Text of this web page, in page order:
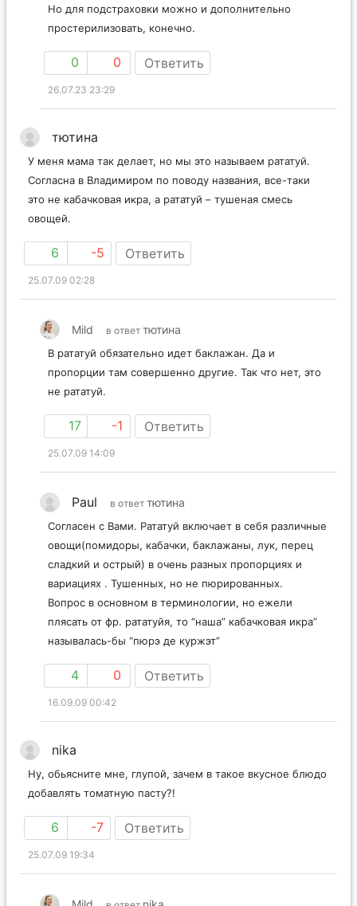
Но для подстраховки можно и дополнительно
простерилизовать, конечно.
0 0 Ответить
26.07.23 23:29
тютина
У меня мама так делает, но мы это называем рататуй.
Согласна в Владимиром по поводу названия, все-таки
это не кабачковая икра, а рататуй – тушеная смесь
овощей.
6 -5 Ответить
25.07.09 02:28
Mild в ответ тютина
В рататуй обязательно идет баклажан. Да и
пропорции там совершенно другие. Так что нет, это
не рататуй.
17 -1 Ответить
25.07.09 14:09
Paul в ответ тютина
Согласен с Вами. Рататуй включает в себя различные
овощи(помидоры, кабачки, баклажаны, лук, перец
сладкий и острый) в очень разных пропорциях и
вариациях . Тушенных, но не пюрированных.
Вопрос в основном в терминологии, но ежели
плясать от фр. рататуйя, то “наша” кабачковая икра”
называлась-бы “пюрэ де куржэт”
4 0 Ответить
16.09.09 00:42
nika
Ну, обьясните мне, глупой, зачем в такое вкусное блюдо
добавлять томатную пасту?!
6 -7 Ответить
25.07.09 19:34